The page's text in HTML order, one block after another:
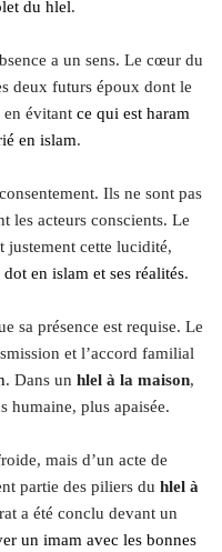
du hlel.
a un sens. Le cœur du
deux futurs époux dont le
évitant ce qui est haram
en islam.
Ils ne sont pas
les acteurs conscients. Le
justement cette lucidité,
dot en islam et ses réalités.
sa présence est requise. Le
et l’accord familial
. Dans un hlel à la maison,
humaine, plus apaisée.
mais d’un acte de
partie des piliers du hlel à
a été conclu devant un
un imam avec les bonnes